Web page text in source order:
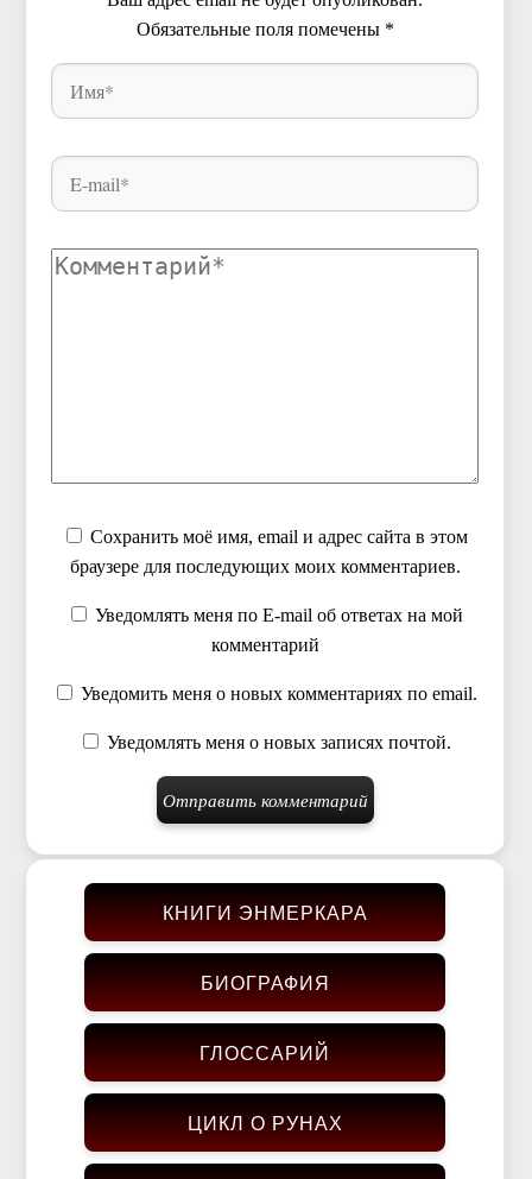
Обязательные поля помечены *
Сохранить моё имя, email и адрес сайта в этом
браузере для последующих моих комментариев.
Уведомлять меня по E-mail об ответах на мой
комментарий
Уведомить меня о новых комментариях по email.
Уведомлять меня о новых записях почтой.
КНИГИ ЭНМЕРКАРА
БИОГРАФИЯ
ГЛОССАРИЙ
ЦИКЛ О РУНАХ